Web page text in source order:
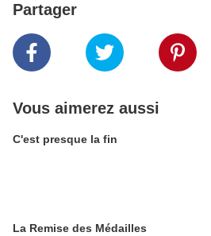
Partager
Vous aimerez aussi
C'est presque la fin
La Remise des Médailles